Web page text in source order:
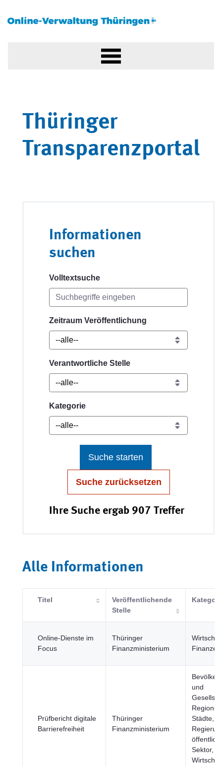
Thüringer
Transparenzportal
Informationen
suchen
Volltextsuche
Zeitraum Veröffentlichung
Verantwortliche Stelle
Kategorie
Suche starten
Suche zurücksetzen
Ihre Suche ergab 907 Treffer
Alle Informationen
Titel
Veröffentlichende
Stelle
Online-Dienste im
Focus
Thüringer
Finanzministerium
Finanzen
Prüfbericht digitale
Barrierefreiheit
Thüringer
Finanzministerium
und
Städte,
Sektor,